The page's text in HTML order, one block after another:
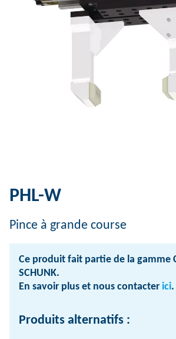
PHL-W
Pince à grande course
Ce produit fait partie de la gamme
SCHUNK.
En savoir plus et nous contacter ici.
Produits alternatifs :